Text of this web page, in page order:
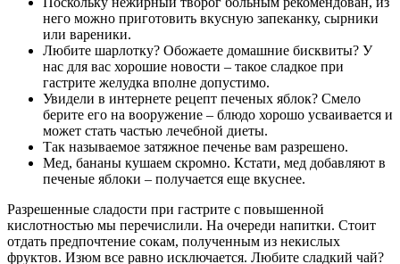
него можно приготовить вкусную запеканку, сырники
или вареники.
Любите шарлотку? Обожаете домашние бисквиты? У
нас для вас хорошие новости – такое сладкое при
гастрите желудка вполне допустимо.
Увидели в интернете рецепт печеных яблок? Смело
берите его на вооружение – блюдо хорошо усваивается и
может стать частью лечебной диеты.
Так называемое затяжное печенье вам разрешено.
Мед, бананы кушаем скромно. Кстати, мед добавляют в
печеные яблоки – получается еще вкуснее.
Разрешенные сладости при гастрите с повышенной
кислотностью мы перечислили. На очереди напитки. Стоит
отдать предпочтение сокам, полученным из некислых
фруктов. Изюм все равно исключается. Любите сладкий чай?